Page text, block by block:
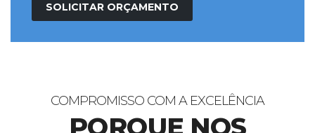
SOLICITAR ORÇAMENTO
COMPROMISSO COM A EXCELÊNCIA
PORQUE NOS